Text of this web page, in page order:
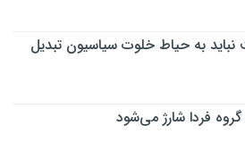
نباید به حیاط خلوت سیاسیون تبدیل
فردا شارژ می‌شود